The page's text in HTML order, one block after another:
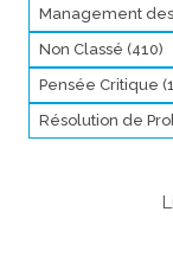
Management des
Non Classé (410)
Pensée Critique
Résolution de